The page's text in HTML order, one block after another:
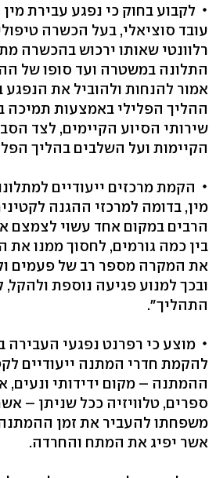
לקבוע בחוק כי נפגע עבירת מין
עובד סוציאלי, בעל הכשרה
רלוונטי שאותו ירכוש בהכשרה
התלונה במשטרה ועד סופו של
אמור להנחות ולהוביל את
ההליך הפלילי באמצעות תמיכה
שירותי הסיוע הקיימים, לצד
הקיימות ועל השלבים בהליך
הקמת מרכזים ייעודיים
מין, בדומה למרכזי ההגנה
הרבים במקום אחד עשוי לצמצם
בין כמה גורמים, לחסוך ממנו את
את המקרה מספר רב של פעמים
ובכך למנוע פגיעה נוספת
התהליך".
מוצע כי רפרנט נפגעי
להקמת חדרי המתנה ייעודיים
ההמתנה – מקום ידידותי ונעים,
ספרים, טלוויזיה ככל שניתן –
משפחתו להעביר את זמן ההמתנה
אשר יפיג את המתח והחרדה.